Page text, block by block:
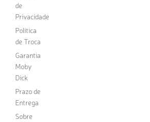
de
Privacidade
Política
de Troca
Garantia
Moby
Dick
Prazo de
Entrega
Sobre